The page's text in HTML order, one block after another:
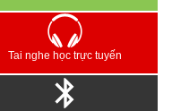
Tai nghe học trực tuyến